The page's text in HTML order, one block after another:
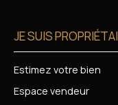
JE SUIS
Estimez votre bien
Espace vendeur